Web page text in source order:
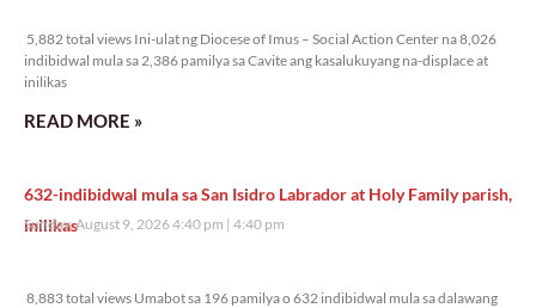
5,882 total views Ini-ulat ng Diocese of Imus – Social Action Center na 8,026
indibidwal mula sa 2,386 pamilya sa Cavite ang kasalukuyang na-displace at
inilikas
READ MORE »
632-indibidwal mula sa San Isidro Labrador at Holy Family parish,
inilikas
Sunday, August 9, 2026 4:40 pm 4:40 pm
8,883 total views Umabot sa 196 pamilya o 632 indibidwal mula sa dalawang